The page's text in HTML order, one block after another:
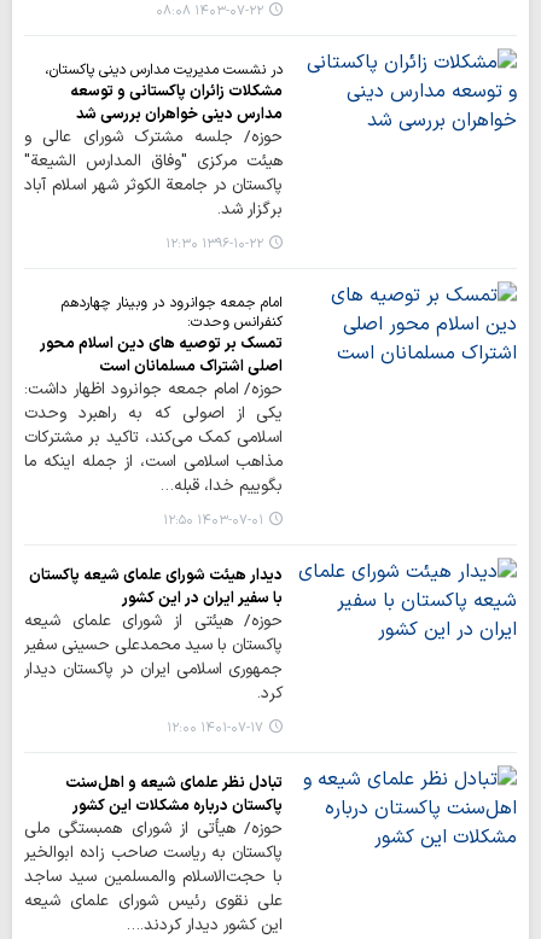
۱۴۰۳-۰۷-۲۲ ۰۸:۰۸
در نشست مدیریت مدارس دینی پاکستان،
مشکلات زائران پاکستانی و توسعه
مدارس دینی خواهران بررسی شد
حوزه/ جلسه مشترک شورای عالی و
هیئت مرکزی "وفاق المدارس الشیعة"
پاکستان در جامعة الکوثر شهر اسلام آباد
برگزار شد.
۱۳۹۶-۱۰-۲۲ ۱۲:۳۰
امام جمعه جوانرود در وبینار چهاردهم
کنفرانس وحدت:
تمسک بر توصیه های دین اسلام محور
اصلی اشتراک مسلمانان است
حوزه/ امام جمعه جوانرود اظهار داشت:
یکی از اصولی که به راهبرد وحدت
اسلامی کمک می‌کند، تاکید بر مشترکات
مذاهب اسلامی است، از جمله اینکه ما
بگوییم خدا، قبله…
۱۴۰۳-۰۷-۰۱ ۱۲:۵۰
دیدار هیئت شورای علمای شیعه پاکستان
با سفیر ایران در این کشور
حوزه/ هیئتی از شورای علمای شیعه
پاکستان با سید محمدعلی حسینی سفیر
جمهوری اسلامی ایران در پاکستان دیدار
کرد.
۱۴۰۱-۰۷-۱۷ ۱۲:۰۰
تبادل نظر علمای شیعه و اهل‌سنت
پاکستان درباره مشکلات این کشور
حوزه/ هیأتی از شورای همبستگی ملی
پاکستان به ریاست صاحب زاده ابوالخیر
با حجت‌الاسلام والمسلمین سید ساجد
علی نقوی رئیس شورای علمای شیعه
این کشور دیدار کردند.…